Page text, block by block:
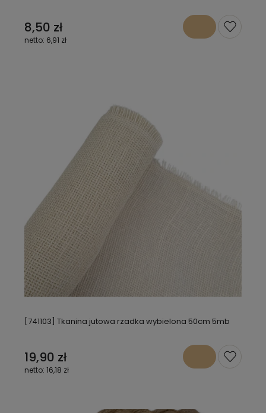
8,50 zł
6,91 zł
[741103] Tkanina jutowa rzadka wybielona 50cm 5mb
19,90 zł
16,18 zł